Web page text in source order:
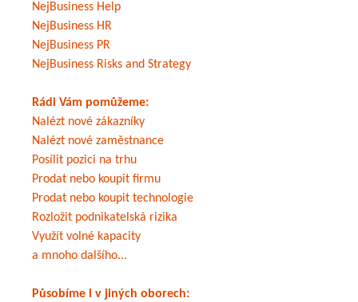
NejBusiness Help
NejBusiness HR
NejBusiness PR
NejBusiness Risks and Strategy
Rádi Vám pomůžeme:
Nalézt nové zákazníky
Nalézt nové zaměstnance
Posílit pozici na trhu
Prodat nebo koupit firmu
Prodat nebo koupit technologie
Rozložit podnikatelská rizika
Využít volné kapacity
a mnoho dalšího...
Působíme i v jiných oborech: